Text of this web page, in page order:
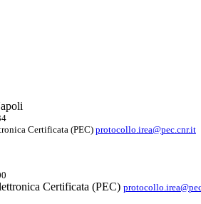
Certificata (PEC) protocollo.irea@pec.cnr.it
Certificata (PEC)